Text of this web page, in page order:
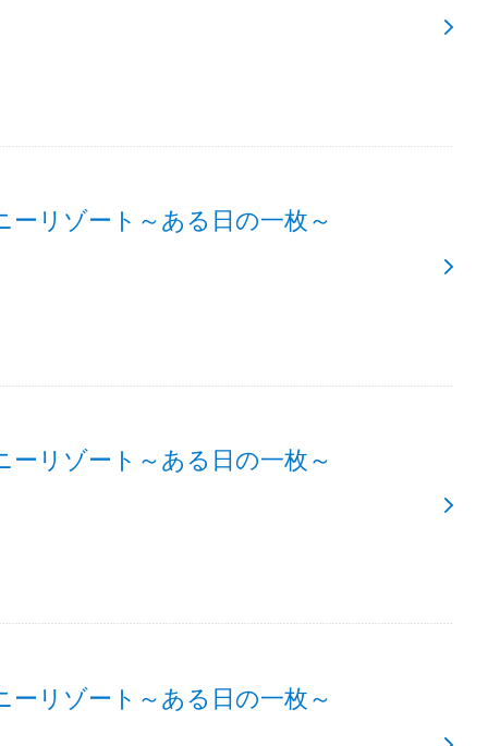
ーリゾート～ある日の一枚～
ーリゾート～ある日の一枚～
ーリゾート～ある日の一枚～